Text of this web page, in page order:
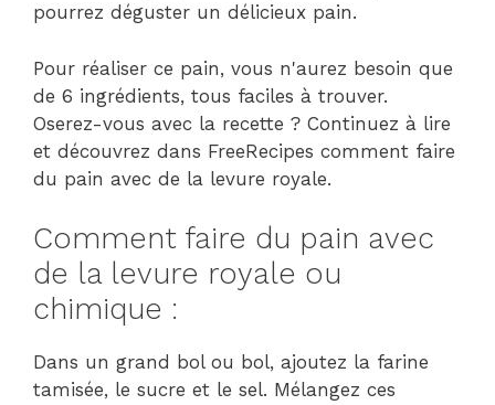
pourrez déguster un délicieux pain.
Pour réaliser ce pain, vous n'aurez besoin que
de 6 ingrédients, tous faciles à trouver.
Oserez-vous avec la recette ? Continuez à lire
et découvrez dans FreeRecipes comment faire
du pain avec de la levure royale.
Comment faire du pain avec
de la levure royale ou
chimique :
Dans un grand bol ou bol, ajoutez la farine
tamisée, le sucre et le sel. Mélangez ces